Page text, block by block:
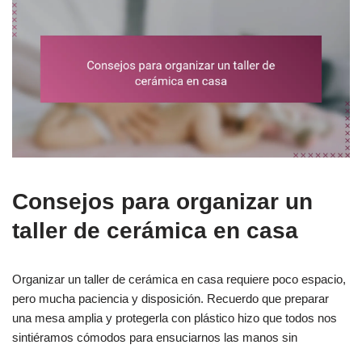
Consejos para organizar un
taller de cerámica en casa
Organizar un taller de cerámica en casa requiere poco espacio,
pero mucha paciencia y disposición. Recuerdo que preparar
una mesa amplia y protegerla con plástico hizo que todos nos
sintiéramos cómodos para ensuciarnos las manos sin